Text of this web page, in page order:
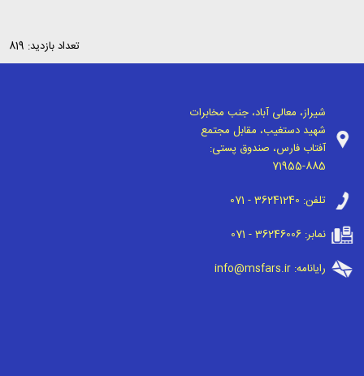
تعداد بازدید: 819
شیراز، معالی آباد، جنب مخابرات
شهید دستغیب، مقابل مجتمع
آفتاب فارس، صندوق پستی:
71955-885
تلفن: 071 - 36241240
نمابر:071 - 36246006
رایانامه:info@msfars.ir